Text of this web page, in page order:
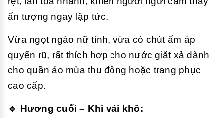
ấn tượng ngay lập tức.
Vừa ngọt ngào nữ tính, vừa có chút ấm áp
quyến rũ, rất thích hợp cho nước giặt xả dành
cho quần áo mùa thu đông hoặc trang phục
cao cấp.
🔹 Hương cuối – Khi vải khô: